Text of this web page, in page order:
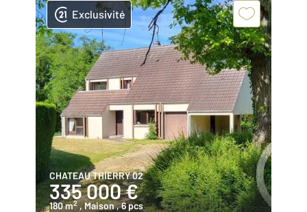
Exclusivité
CHATEAU THIERRY 02
335 000 €
180 m2 , Maison, 6 pcs